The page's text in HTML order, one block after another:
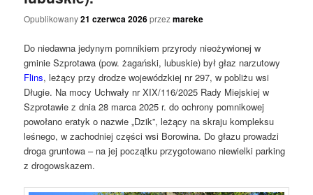
Opublikowany21 czerwca 2026przezmareke
Do niedawna jedynym pomnikiem przyrody nieożywionej w
gminie Szprotawa (pow. żagański, lubuskie) był głaz narzutowy
Flins, leżący przy drodze wojewódzkiej nr 297, w pobliżu wsi
Długie. Na mocy Uchwały nr XIX/116/2025 Rady Miejskiej w
Szprotawie z dnia 28 marca 2025 r. do ochrony pomnikowej
powołano eratyk o nazwie „Dzik”, leżący na skraju kompleksu
leśnego, w zachodniej części wsi Borowina. Do głazu prowadzi
droga gruntowa – na jej początku przygotowano niewielki parking
z drogowskazem.